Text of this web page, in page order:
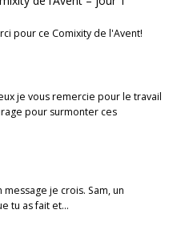
pour ce Comixity de l'Avent!
je vous remercie pour le travail
pour surmonter ces
je crois. Sam, un
tu as fait et…